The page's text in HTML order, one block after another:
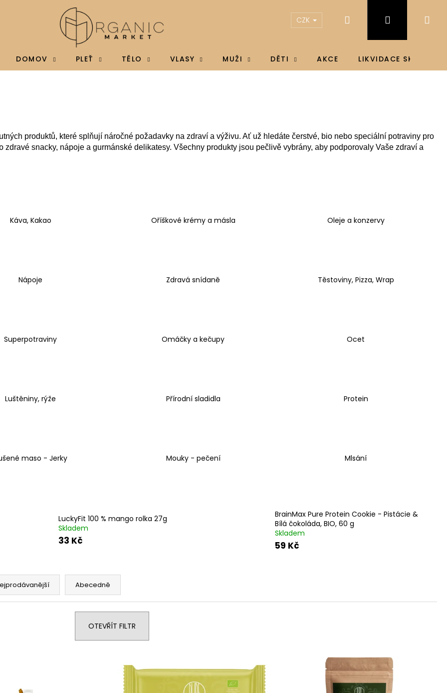
DOMOV PLEŤ TĚLO VLASY MUŽI DĚTI AKCE LIKVIDACE SKLADU
CZK Přihlášení
produktů, které splňují náročné požadavky na zdraví a výživu. Ať už hledáte čerstvé, bio nebo speciální potraviny pro
snacky, nápoje a gurmánské delikatesy. Všechny produkty jsou pečlivě vybrány, aby podporovaly Vaše zdraví a
Káva, Kakao Oříškové krémy a másla Oleje a konzervy
Nápoje Zdravá snídaně Těstoviny, Pizza, Wrap
Superpotraviny Omáčky a kečupy Ocet
Luštěniny, rýže Přírodní sladidla Protein
maso - Jerky Mouky - pečení Mlsání
LuckyFit 100 % mango rolka 27g
Skladem
33 Kč
BrainMax Pure Protein Cookie - Pistácie &
Bílá čokoláda, BIO, 60 g
Skladem
59 Kč
Abecedně
OTEVŘÍT FILTR
Co potřebujete najít?
Doporučujeme
BRAINMAX MAGTEIN®, HOŘČÍK L-
TREONÁT, 90 ROSTLINNÝCH KAPSLÍ
BRAINMAX VITAMIN D3 & K2®, D3 4000
IU / K2 150 MCG, 100 ROSTLINNÝCH